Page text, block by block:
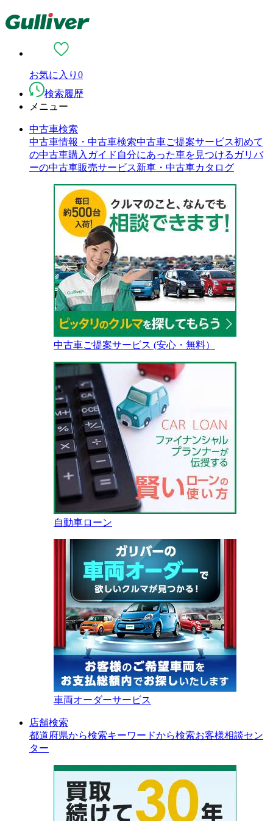
お気に入り 0
検索履歴
メニュー
中古車検索
中古車情報・中古車検索中古車ご提案サービス初めて
の中古車購入ガイド 自分にあった車を見つける ガリバ
ーの中古車販売サービス新車・中古車カタログ
中古車ご提案サービス (安心・無料）
自動車ローン
車両オーダーサービス
店舗検索
都道府県から検索キーワードから検索お客様相談セン
ター